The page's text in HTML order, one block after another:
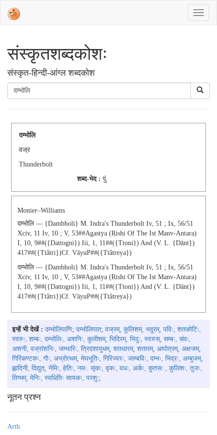
संस्‍कृतशब्‍दकोशः
संस्‍कृत-हिन्दी-आंग्ल शब्दकोश
दम्भोलि
वज्र
Thunderbolt
शब्द-भेद : पुं.
Monier–Williams
दम्भोलि — {dambholi} M. Indra's Thunderbolt Iv, 51 ; Ix, 56/51
Xciv, 11 Iv, 10 ; V, 53##Agastya (Ṛishi Of The Ist Manv-Antara)
I, 10, 9##({dattogni}) Iii, 1, 11##({ttoni}) And (v. L. {dānt})
417##({ttâtri})cf. VāyuP##({ttâtreya})
दम्भोलि — {dambholi} M. Indra's Thunderbolt Iv, 51 ; Ix, 56/51
Xciv, 11 Iv, 10 ; V, 53##Agastya (Ṛishi Of The Ist Manv-Antara)
I, 10, 9##({dattogni}) Iii, 1, 11##({ttoni}) And (v. L. {dānt})
417##({ttâtri})cf. VāyuP##({ttâtreya})
इन्हें भी देखें : दम्भोलिपाणि; दम्भोलिपात; वज्रम्, कुलिशम्, भदुरम्, पविः, शतकोटिः,
स्वरुः, शम्बः, दम्भोलिः, अशनिः, कुलीशम्, भिदिरम्, भिदुः, स्वरुस्, सम्बः, संवः,
अशनी, वज्रांशनिः, जम्भारिः, त्रिदशायुधम्, शतधारम्, शतारम्, आपोत्रम्, अक्षजम्,
गिरिकण्टकः, गौः, अभ्रोत्थम्, मेघभूतिः, गिरिज्वरः, जाम्बविः, दम्भः, भिद्रः, अम्बुजम्,
ह्लादिनी, दिद्युत्, नेमिः, हेतिः, नमः. सृकः, वृकः, वधः, अर्कः, कुतसः , कुलिशः, तुजः,
तिग्मम्, मेनिः, स्वधितिः सायकः, परशुः;
नूतन प्रश्न
Arth